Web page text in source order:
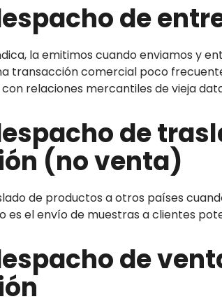
de
la emitimos cuando enviamos y
transacción comercial poco
relaciones mercantiles de vieja
de
(no venta)
de productos a otros países
es el envío de muestras a clientes
de